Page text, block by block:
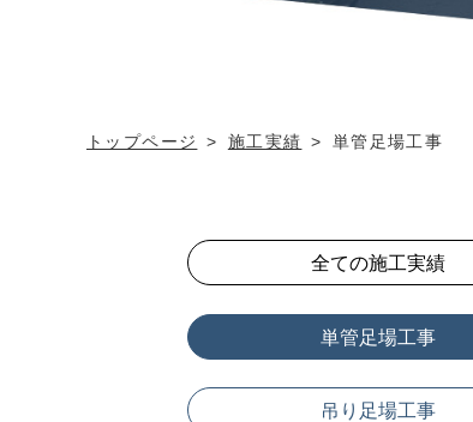
トップページ 施工実績 単管足場工事
全ての施工実績
単管足場工事
吊り足場工事